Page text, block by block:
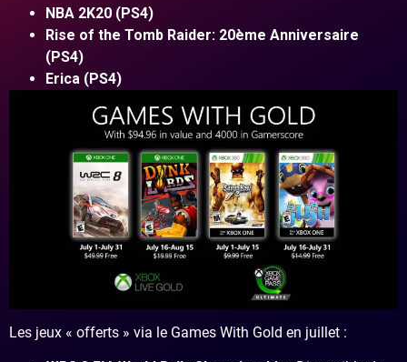
NBA 2K20 (PS4)
Rise of the Tomb Raider: 20ème Anniversaire
(PS4)
Erica (PS4)
Les jeux « offerts » via le Games With Gold en juillet :